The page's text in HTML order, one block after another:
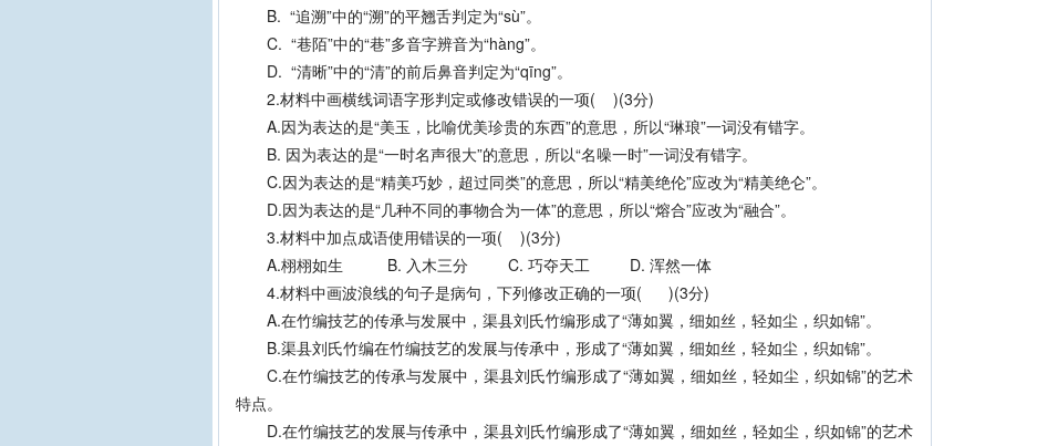
B. “追溯”中的“溯”的平翘舌判定为“sù”。
C. “巷陌”中的“巷”多音字辨音为“hàng”。
D. “清晰”中的“清”的前后鼻音判定为“qīng”。
2.材料中画横线词语字形判定或修改错误的一项( )(3分)
A.因为表达的是“美玉，比喻优美珍贵的东西”的意思，所以“琳琅”一词没有错字。
B. 因为表达的是“一时名声很大”的意思，所以“名噪一时”一词没有错字。
C.因为表达的是“精美巧妙，超过同类”的意思，所以“精美绝伦”应改为“精美绝仑”。
D.因为表达的是“几种不同的事物合为一体”的意思，所以“熔合”应改为“融合”。
3.材料中加点成语使用错误的一项( )(3分)
A.栩栩如生 B. 入木三分 C. 巧夺天工 D. 浑然一体
4.材料中画波浪线的句子是病句，下列修改正确的一项( )(3分)
A.在竹编技艺的传承与发展中，渠县刘氏竹编形成了“薄如翼，细如丝，轻如尘，织如锦”。
B.渠县刘氏竹编在竹编技艺的发展与传承中，形成了“薄如翼，细如丝，轻如尘，织如锦”。
C.在竹编技艺的传承与发展中，渠县刘氏竹编形成了“薄如翼，细如丝，轻如尘，织如锦”的艺术
特点。
D.在竹编技艺的发展与传承中，渠县刘氏竹编形成了“薄如翼，细如丝，轻如尘，织如锦”的艺术